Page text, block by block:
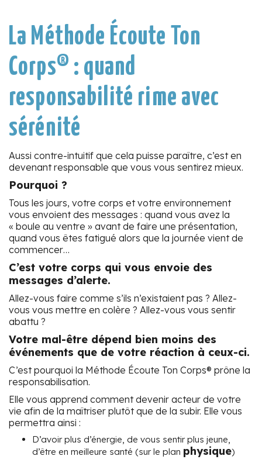
La Méthode Écoute Ton
Corps® : quand
responsabilité rime avec
sérénité
Aussi contre-intuitif que cela puisse paraître, c’est en
devenant responsable que vous vous sentirez mieux.
Pourquoi ?
Tous les jours, votre corps et votre environnement
vous envoient des messages : quand vous avez la
« boule au ventre » avant de faire une présentation,
quand vous êtes fatigué alors que la journée vient de
commencer…
C’est votre corps qui vous envoie des
messages d’alerte.
Allez-vous faire comme s’ils n’existaient pas ? Allez-
vous vous mettre en colère ? Allez-vous vous sentir
abattu ?
Votre mal-être dépend bien moins des
événements que de votre réaction à ceux-ci.
C’est pourquoi la Méthode Écoute Ton Corps® prône la
responsabilisation.
Elle vous apprend comment devenir acteur de votre
vie afin de la maîtriser plutôt que de la subir. Elle vous
permettra ainsi :
D’avoir plus d’énergie, de vous sentir plus jeune,
d’être en meilleure santé (sur le plan physique)